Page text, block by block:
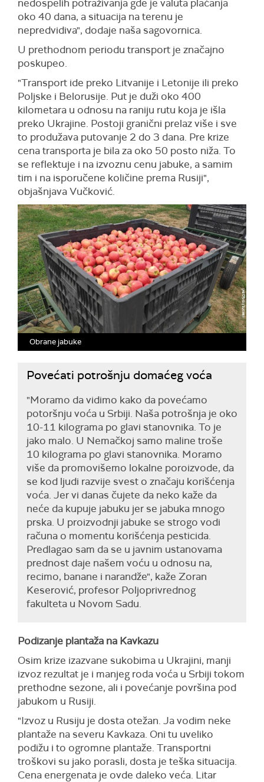
nedospelih potraživanja gde je valuta plaćanja
oko 40 dana, a situacija na terenu je
nepredvidiva", dodaje naša sagovornica.
U prethodnom periodu transport je značajno
poskupeo.
"Transport ide preko Litvanije i Letonije ili preko
Poljske i Belorusije. Put je duži oko 400
kilometara u odnosu na raniju rutu koja je išla
preko Ukrajine. Postoji granični prelaz više i sve
to produžava putovanje 2 do 3 dana. Pre krize
cena transporta je bila za oko 50 posto niža. To
se reflektuje i na izvoznu cenu jabuke, a samim
tim i na isporučene količine prema Rusiji",
objašnjava Vučković.
Obrane jabuke
Povećati potrošnju domaćeg voća
"Moramo da vidimo kako da povećamo
potoršnju voća u Srbiji. Naša potrošnja je oko
10-11 kilograma po glavi stanovnika. To je
jako malo. U Nemačkoj samo maline troše
10 kilograma po glavi stanovnika. Moramo
više da promovišemo lokalne poroizvode, da
se kod ljudi razvije svest o značaju korišćenja
voća. Jer vi danas čujete da neko kaže da
neće da kupuje jabuku jer se jabuka mnogo
prska. U proizvodnji jabuke se strogo vodi
računa o momentu korišćenja pesticida.
Predlagao sam da se u javnim ustanovama
prednost daje našem voću u odnosu na,
recimo, banane i narandže", kaže Zoran
Keserović, profesor Poljoprivrednog
fakulteta u Novom Sadu.
Podizanje plantaža na Kavkazu
Osim krize izazvane sukobima u Ukrajini, manji
izvoz rezultat je i manjeg roda voća u Srbiji tokom
prethodne sezone, ali i povećanje površina pod
jabukom u Rusiji.
"Izvoz u Rusiju je dosta otežan. Ja vodim neke
plantaže na severu Kavkaza. Oni tu uveliko
podižu i to ogromne plantaže. Transportni
troškovi su jako porasli, dosta je teška situacija.
Cena energenata je ovde daleko veća. Litar